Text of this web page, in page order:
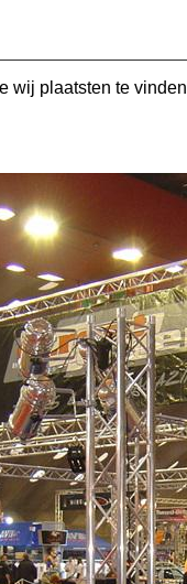
wij plaatsten te vinden